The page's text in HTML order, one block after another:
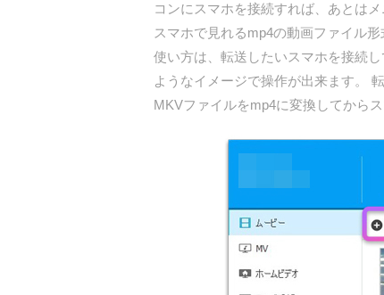
コンにスマホを接続すれば、あとは
スマホで見れるmp4の動画ファイル
使い方は、転送したいスマホを接続
ようなイメージで操作が出来ます。
MKVファイルをmp4に変換してから